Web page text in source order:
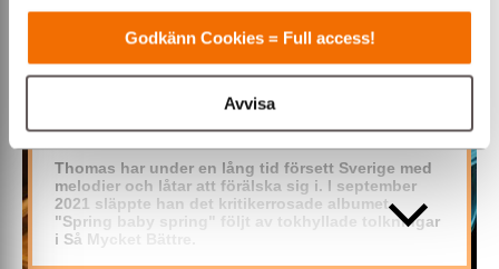
Varmt välkommen till Eventmarket!
Godkänn Cookies = Full access!
Avvisa
Boka Thomas Stenström till
företagsevent
Thomas har under en lång tid försett Sverige med
melodier och låtar att förälska sig i. I september
2021 släppte han det kritikerrosade albumet
"Spring baby spring" följt av tokhyllade tolkningar
i Så Mycket Bättre.